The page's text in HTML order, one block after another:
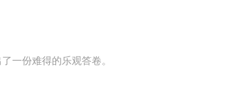
一份难得的乐观答卷。